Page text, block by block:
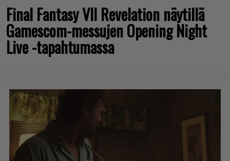
Final Fantasy VII Revelation näytillä
Gamescom-messujen Opening Night
Live -tapahtumassa